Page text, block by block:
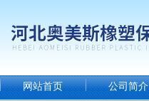
网站首页 公司简介